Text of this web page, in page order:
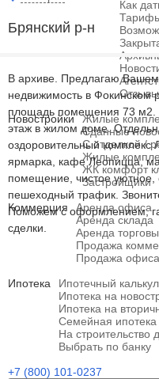
Как
Новостройки
Жилые
Сданные
С отделкой /
Жилые
ЖК комфорт
Застройщики
Коммерция
Аренда офиса
Аренда склада
Аренда
Продажа
Продажа офиса
Ипотека
Ипотечный
Ипотека на
Ипотека на
Семейная ипотека
На строительство
Выбрать по банку
+7 (800) 101-0237
Брянский р-н
В архиве. Предлагаю
недвижимость в Фокинском
площадь помещения 73 м2.
этаж в жилом доме.
оздоровительный комплекс
ярмарка, кафе Леопицца,
помещение, чистое
пешеходный трафик.
Поможем с оформлением,
сделки.